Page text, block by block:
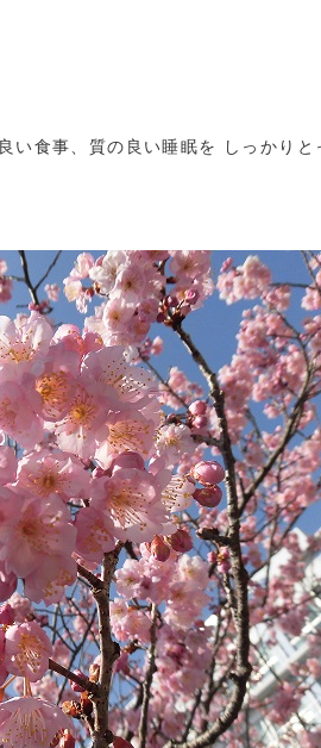
い食事、質の良い睡眠を しっかりと